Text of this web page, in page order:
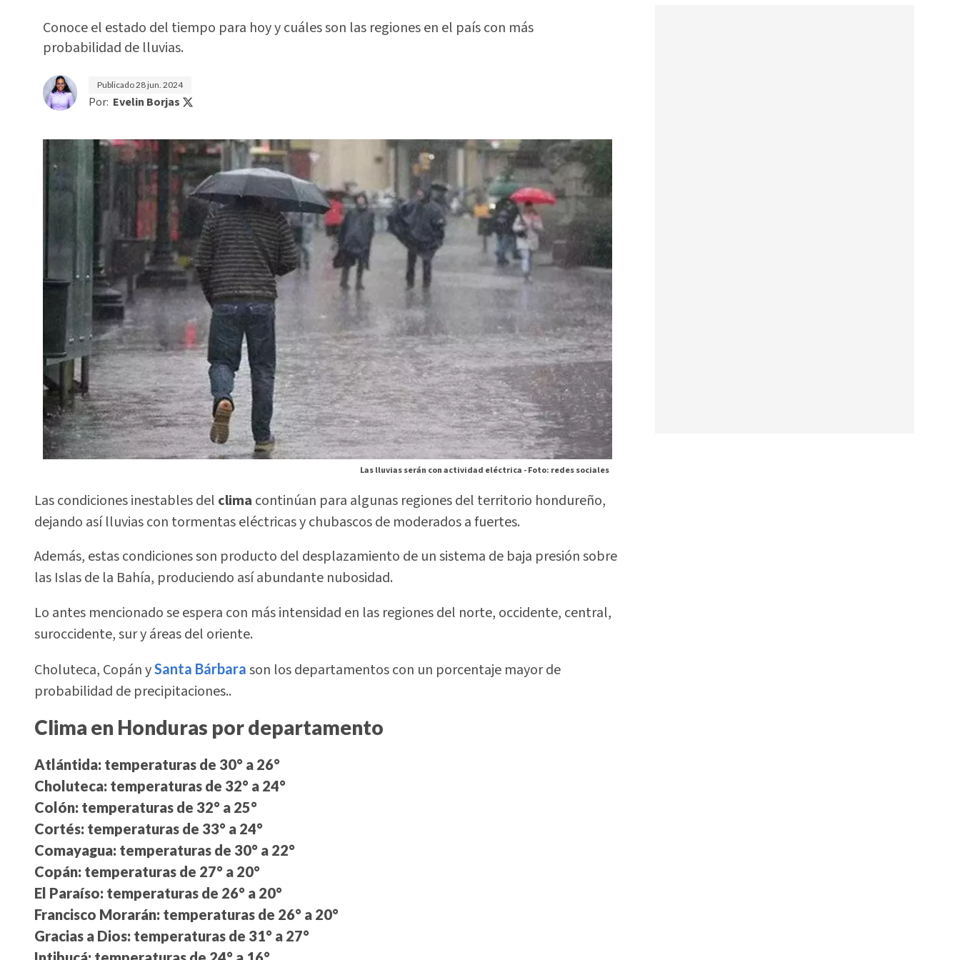
Conoce el estado del tiempo para hoy y cuáles son las regiones en el país con más
probabilidad de lluvias.
Publicado28 jun. 2024
Por: Evelin Borjas
Las lluvias serán con actividad eléctrica -Foto: redes sociales
Las condiciones inestables del clima continúan para algunas regiones del territorio hondureño,
dejando así lluvias con tormentas eléctricas y chubascos de moderados a fuertes.
Además, estas condiciones son producto del desplazamiento de un sistema de baja presión sobre
las Islas de la Bahía, produciendo así abundante nubosidad.
Lo antes mencionado se espera con más intensidad en las regiones del norte, occidente, central,
suroccidente, sur y áreas del oriente.
Choluteca, Copán ySanta Bárbara son los departamentos con un porcentaje mayor de
probabilidad de precipitaciones..
Clima en Honduras por departamento
Atlántida: temperaturas de 30° a 26°
Choluteca: temperaturas de 32° a 24°
Colón: temperaturas de 32° a 25°
Cortés: temperaturas de 33° a 24°
Comayagua: temperaturas de 30° a 22°
Copán: temperaturas de 27° a 20°
El Paraíso: temperaturas de 26° a 20°
Francisco Morarán: temperaturas de 26° a 20°
Gracias a Dios: temperaturas de 31° a 27°